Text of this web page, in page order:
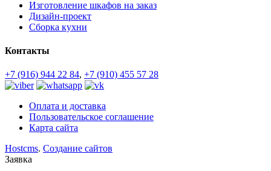
Изготовление шкафов на заказ
Дизайн-проект
Сборка кухни
Контакты
+7 (916) 944 22 84, +7 (910) 455 57 28
Оплата и доставка
Пользовательское соглашение
Карта сайта
Hostcms. Создание сайтов
Заявка